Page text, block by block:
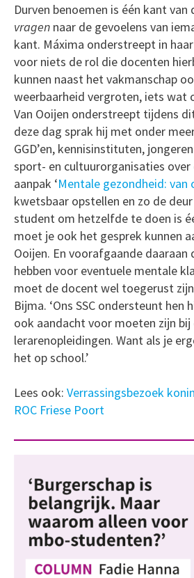
Durven benoemen is één kant van
vragen naar de gevoelens van
kant. Máxima onderstreept in
voor niets de rol die docenten
kunnen naast het vakmanschap
weerbaarheid vergroten, iets wat
Van Ooijen onderstreept tijdens
deze dag sprak hij met onder
GGD’en, kennisinstituten,
sport- en cultuurorganisaties over
aanpak ‘Mentale gezondheid: van
kwetsbaar opstellen en zo de
student om hetzelfde te doen is
moet je ook het gesprek kunnen
Ooijen. En voorafgaande daaraan
hebben voor eventuele mentale
moet de docent wel toegerust
Bijma. ‘Ons SSC ondersteunt hen
ook aandacht voor moeten zijn bij
lerarenopleidingen. Want als je
het op school.’
Lees ook: Verrassingsbezoek
ROC Friese Poort